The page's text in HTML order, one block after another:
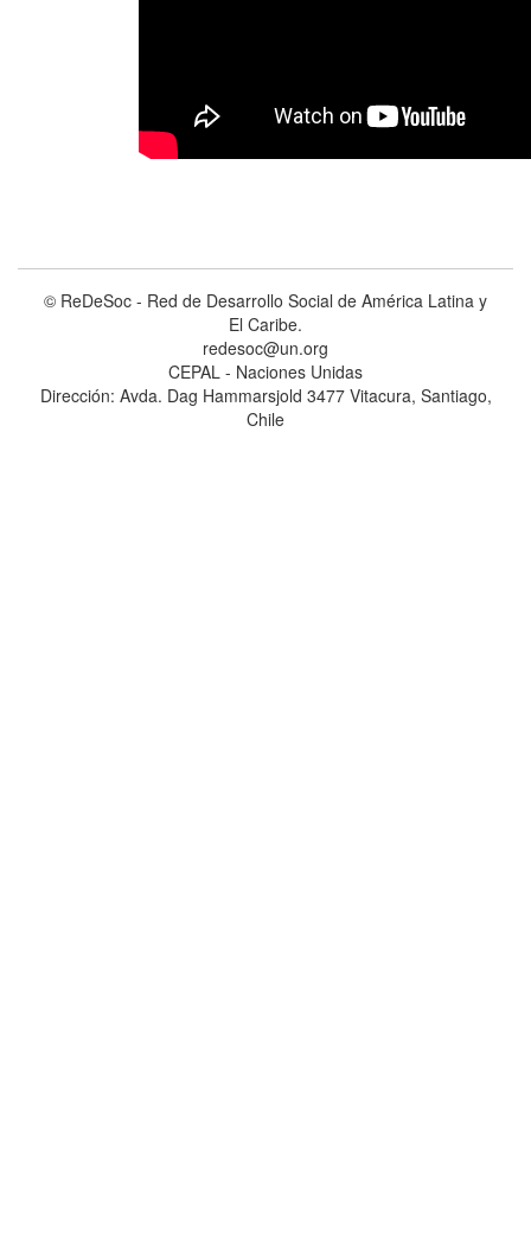
© ReDeSoc - Red de Desarrollo Social de América Latina y
El Caribe.
redesoc@un.org
CEPAL - Naciones Unidas
Dirección: Avda. Dag Hammarsjold 3477 Vitacura, Santiago,
Chile